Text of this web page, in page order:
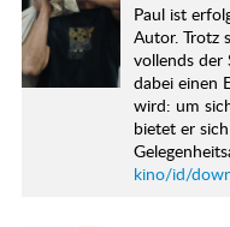
Paul ist
Autor. Trotz
vollends der
dabei einen
wird: um
bietet er
kino/id/